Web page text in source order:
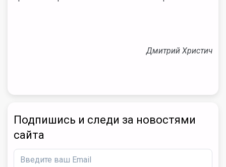
Дмитрий Христич
Подпишись и следи за новостями
сайта